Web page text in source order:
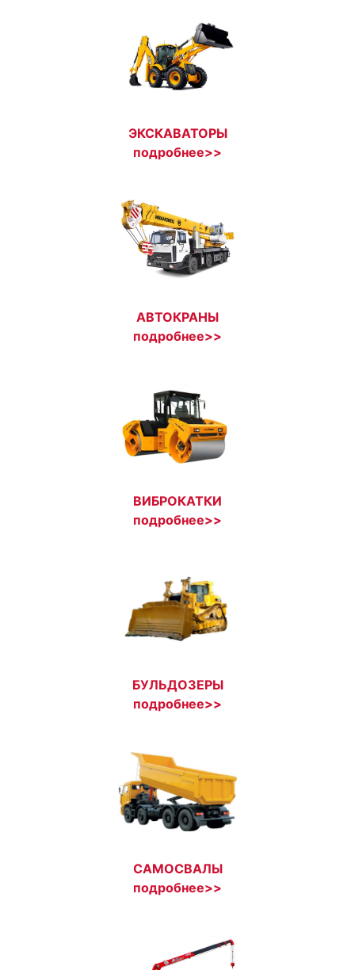
ЭКСКАВАТОРЫ
подробнее>>
АВТОКРАНЫ
подробнее>>
ВИБРОКАТКИ
подробнее>>
БУЛЬДОЗЕРЫ
подробнее>>
САМОСВАЛЫ
подробнее>>